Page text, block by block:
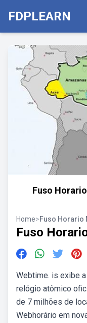
FDPLEARN
Fuso
Home>Fuso Horario
Fuso
Webtime. is exibe
relógio atômico
de 7 milhões de
Webhorário em